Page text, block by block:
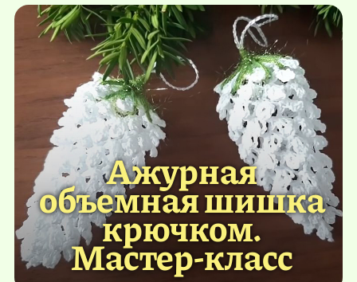
Ажурная
объемная шишка
крючком.
Мастер-класс